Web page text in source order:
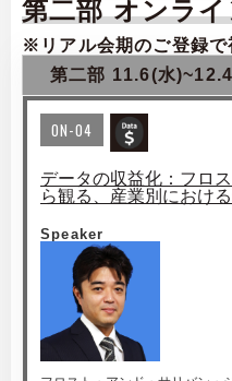
第二部 オンラ
※リアル会期のご登録で
第二部 11.6(水
ON-04
データの収益化：フロ
ら観る、産業別におけ
Speaker